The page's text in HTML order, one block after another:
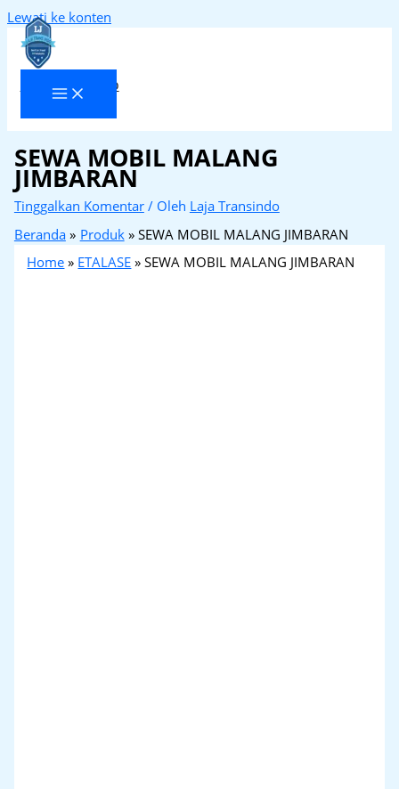
Lewati ke konten
Laja Transindo
SEWA MOBIL MALANG
JIMBARAN
Tinggalkan Komentar / Oleh Laja Transindo
Beranda
Produk
SEWA MOBIL MALANG JIMBARAN
Home » ETALASE »SEWA MOBIL MALANG JIMBARAN